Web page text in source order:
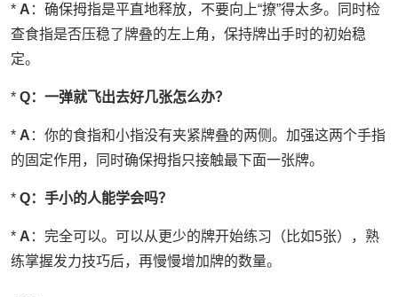
* A ：确保拇指是平直地释放，不要向上“撩”得太多。同时检
查食指是否压稳了牌叠的左上角，保持牌出手时的初始稳
定。
* Q：一弹就飞出去好几张怎么办？
* A ：你的食指和小指没有夹紧牌叠的两侧。加强这两个手指
的固定作用，同时确保拇指只接触最下面一张牌。
* Q：手小的人能学会吗？
* A ：完全可以。可以从更少的牌开始练习（比如5张），熟
练掌握发力技巧后，再慢慢增加牌的数量。